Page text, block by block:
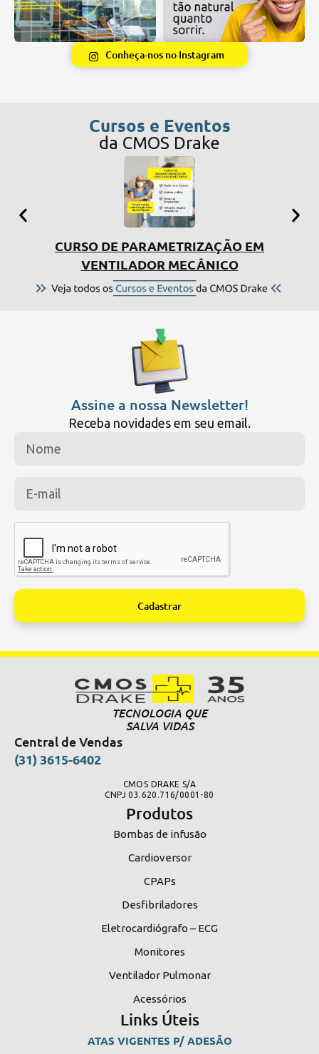
Conheça-nos no Instagram
Cursos e Eventos
da CMOS Drake
CURSO DE PARAMETRIZAÇÃO EM
VENTILADOR MECÂNICO
Assine a nossa Newsletter!
Receba novidades em seu email.
Cadastrar
TECNOLOGIA QUE
SALVA VIDAS
Central de Vendas
(31) 3615-6402
CMOS DRAKE S/A
CNPJ 03.620.716/0001-80
Produtos
Bombas de infusão
Cardioversor
CPAPs
Desfibriladores
Eletrocardiógrafo – ECG
Monitores
Ventilador Pulmonar
Acessórios
Links Úteis
ATAS VIGENTES P/ ADESÃO